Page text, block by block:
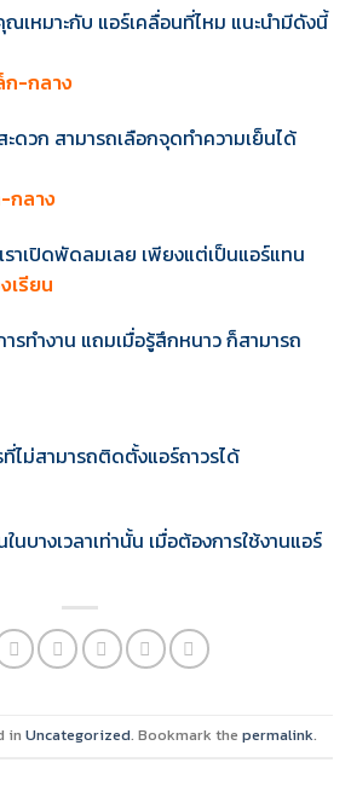
เหมาะกับ แอร์เคลื่อนที่ไหม แนะนำมีดังนี้
ก-กลาง
ดวก สามารถเลือกจุดทำความเย็นได้
กลาง
ราเปิดพัดลมเลย เพียงแต่เป็นแอร์แทน
เรียน
รทำงาน แถมเมื่อรู้สึกหนาว ก็สามารถ
ที่ไม่สามารถติดตั้งแอร์ถาวรได้
นบางเวลาเท่านั้น เมื่อต้องการใช้งานแอร์
in Uncategorized. Bookmark the permalink.